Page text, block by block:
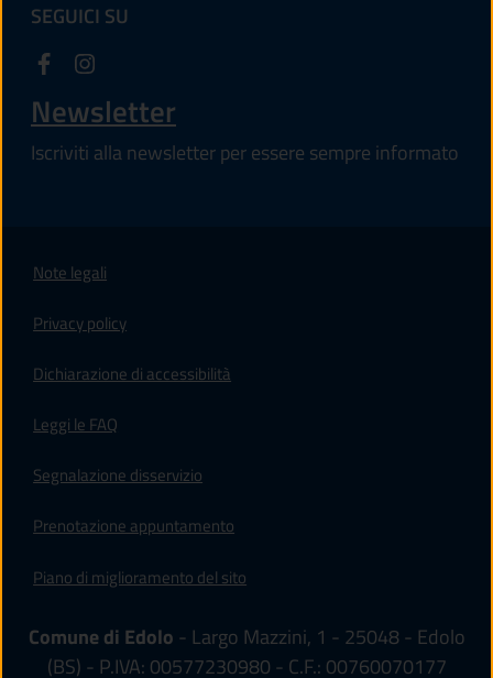
SEGUICI SU
Newsletter
Iscriviti alla newsletter per essere sempre informato
Note legali
Privacy policy
Dichiarazione di accessibilità
Leggi le FAQ
Segnalazione disservizio
Prenotazione appuntamento
Piano di miglioramento del sito
Comune di Edolo - Largo Mazzini, 1 - 25048 - Edolo
(BS) - P.IVA: 00577230980 - C.F.: 00760070177